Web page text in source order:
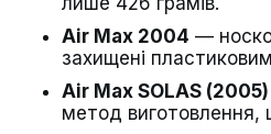
Air Max 2004 —
захищені
Air Max SOLAS (2005)
метод виготовлення,